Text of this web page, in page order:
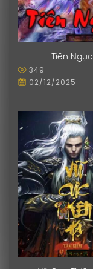
Tiên Ngục
349
02/12/2025